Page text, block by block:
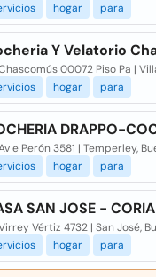
hogar para
Y Velatorio
00072 Piso Pa |
hogar para
DRAPPO-
e Perón 3581 | Temperley,
hogar para
SAN JOSE -
Vértiz 4732 | San José,
hogar para